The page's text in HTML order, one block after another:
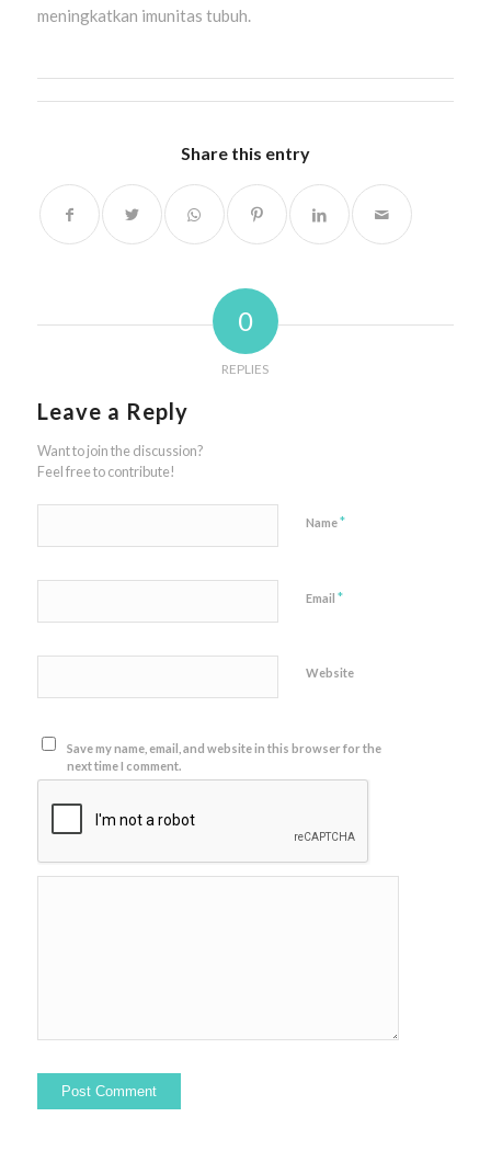
meningkatkan imunitas tubuh.
Share this entry
0
REPLIES
Leave a Reply
Want to join the discussion?
Feel free to contribute!
Name*
Email *
Website
Save my name, email, and website in this browser for the
next time I comment.